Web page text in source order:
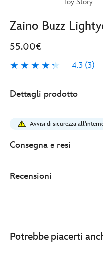
Zaino Buzz
55.00€
4.3 (3)
4.3
3
55.00
lightyear-
toy-
http://schema.org/InStock
Dettagli prodotto
Avvisi di sicurezza
Consegna e resi
Recensioni
Potrebbe piacerti